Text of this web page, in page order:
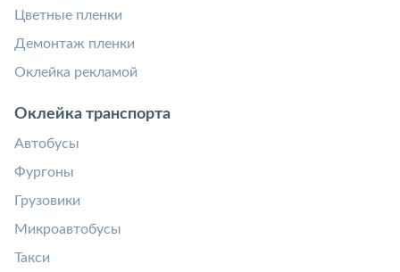
Цветные пленки
Демонтаж пленки
Оклейка рекламой
Оклейка транспорта
Автобусы
Фургоны
Грузовики
Микроавтобусы
Такси